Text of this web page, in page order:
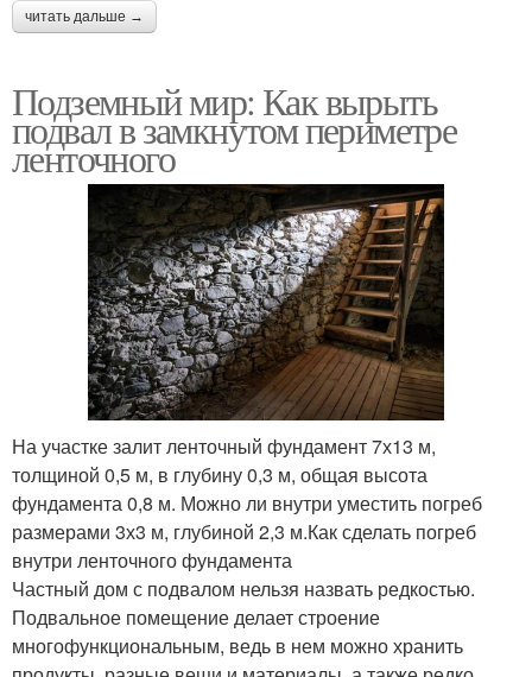
читать дальше →
Подземный мир: Как вырыть
подвал в замкнутом периметре
ленточного
На участке залит ленточный фундамент 7х13 м,
толщиной 0,5 м, в глубину 0,3 м, общая высота
фундамента 0,8 м. Можно ли внутри уместить погреб
размерами 3х3 м, глубиной 2,3 м.Как сделать погреб
внутри ленточного фундамента
Частный дом с подвалом нельзя назвать редкостью.
Подвальное помещение делает строение
многофункциональным, ведь в нем можно хранить